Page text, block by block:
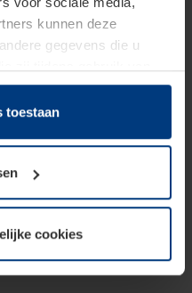
kunnen deze
gegevens die u
cookies op uw
is. Voor alle andere
benodigd. Uw
bij de uitleg van de
toestaan
cookies